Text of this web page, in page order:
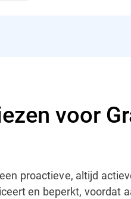
voor
proactieve, altijd
en beperkt, voordat